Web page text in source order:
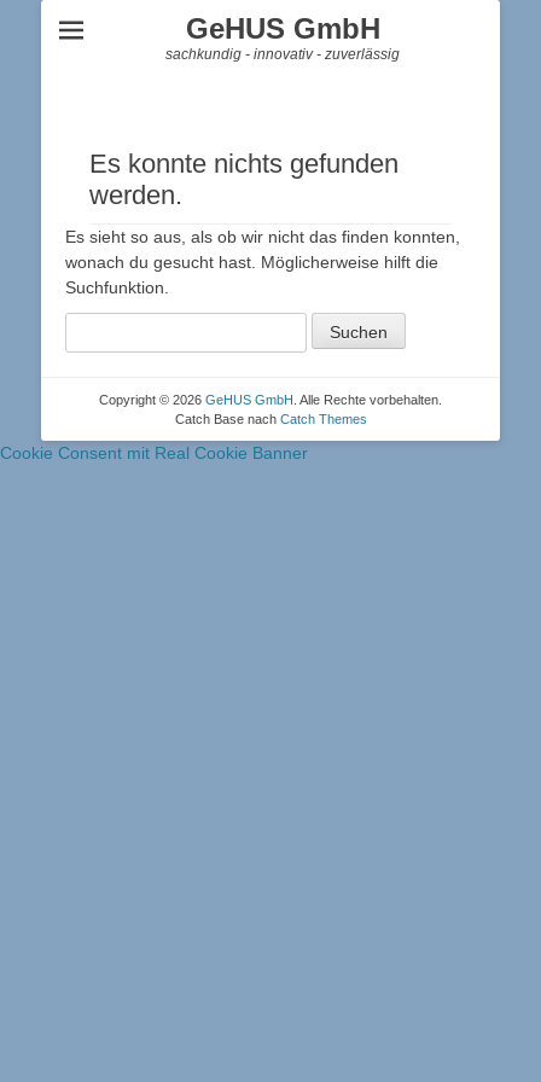
GeHUS GmbH
sachkundig - innovativ - zuverlässig
Es konnte nichts gefunden
werden.
Es sieht so aus, als ob wir nicht das finden konnten,
wonach du gesucht hast. Möglicherweise hilft die
Suchfunktion.
nach:
Copyright © 2026 GeHUS GmbH . Alle Rechte vorbehalten.
Catch Base nach Catch Themes
Cookie Consent mit Real Cookie Banner